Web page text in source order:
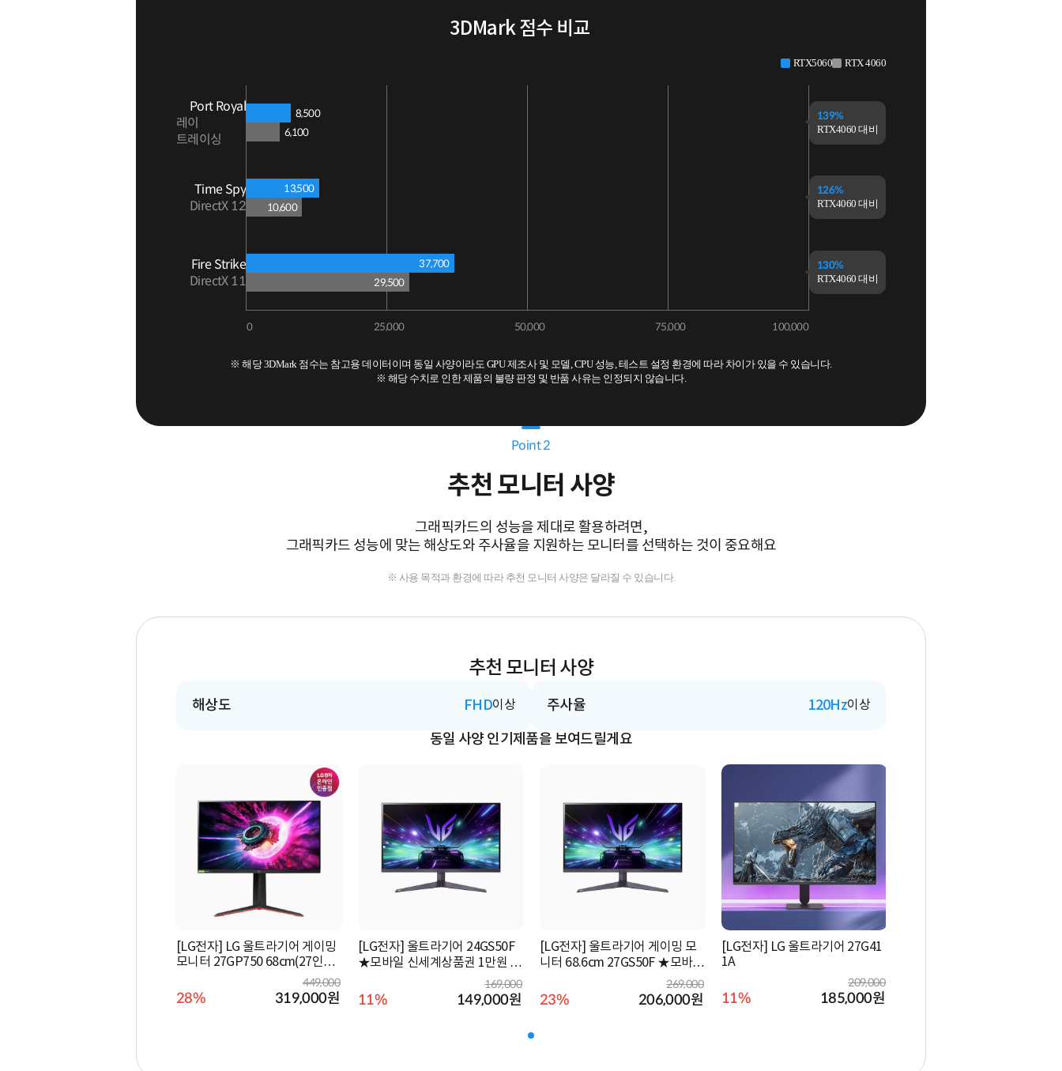
3DMark 점수 비교
RTX5060 RTX 4060
Port Royal
레이
트레이싱
Time Spy
DirectX 12
Fire Strike
DirectX 11
8,500
6,100
13,500
10,600
37,700
29,500
139%
RTX4060 대비
126%
RTX4060 대비
130%
RTX4060 대비
※ 해당 3DMark 점수는 참고용 데이터이며 동일 사양이라도 GPU 제조사 및 모델, CPU 성능, 테스트 설정 환경에 따라 차이가 있을 수 있습니다.
※ 해당 수치로 인한 제품의 불량 판정 및 반품 사유는 인정되지 않습니다.
Point 2
추천 모니터 사양
그래픽카드의 성능을 제대로 활용하려면,
그래픽카드 성능에 맞는 해상도와 주사율을 지원하는 모니터를 선택하는 것이 중요해요
※ 사용 목적과 환경에 따라 추천 모니터 사양은 달라질 수 있습니다.
추천 모니터 사양
해상도 FHD이상 주사율 120Hz이상
동일 사양 인기제품을 보여드릴게요
[LG전자] LG 울트라기어 게이밍
모니터 27GP750 68cm(27인치)
449,000
28% 319,000원
[LG전자] 울트라기어 24GS50F
★모바일 신세계상품권 1만원 증
169,000
11% 149,000원
[LG전자] 울트라기어 게이밍 모
니터 68.6cm 27GS50F ★모바일
신세계상품권 1만원 증정★269,000
23% 206,000원
[LG전자] LG 울트라기어 27G41
1A
209,000
11% 185,000원